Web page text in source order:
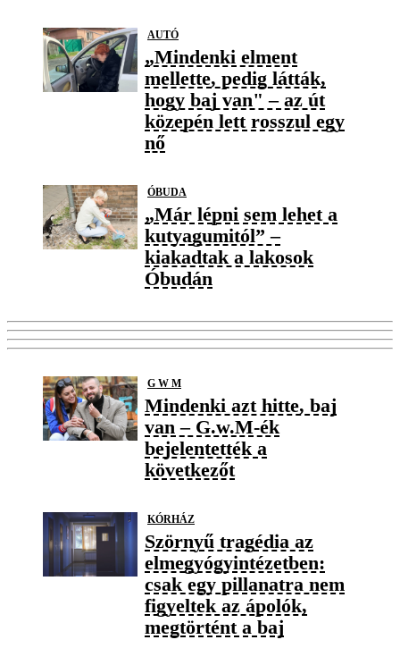
AUTÓ
„Mindenki elment
mellette, pedig látták,
hogy baj van" – az út
közepén lett rosszul egy
nő
ÓBUDA
„Már lépni sem lehet a
kutyagumitól” –
kiakadtak a lakosok
Óbudán
G W M
Mindenki azt hitte, baj
van – G.w.M-ék
bejelentették a
következőt
KÓRHÁZ
Szörnyű tragédia az
elmegyógyintézetben:
csak egy pillanatra nem
figyeltek az ápolók,
megtörtént a baj